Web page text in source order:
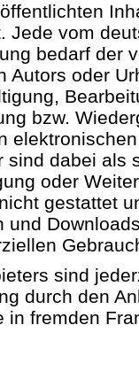
Jede vom
bedarf der
Autors oder
bzw.
sind dabei als
oder
gestattet
und
sind
durch den
in fremden